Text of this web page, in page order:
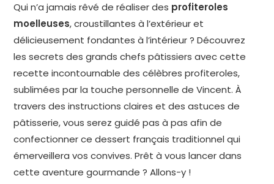
Qui n’a jamais rêvé de réaliser des profiteroles
moelleuses, croustillantes à l’extérieur et
délicieusement fondantes à l’intérieur ? Découvrez
les secrets des grands chefs pâtissiers avec cette
recette incontournable des célèbres profiteroles,
sublimées par la touche personnelle de Vincent. À
travers des instructions claires et des astuces de
pâtisserie, vous serez guidé pas à pas afin de
confectionner ce dessert français traditionnel qui
émerveillera vos convives. Prêt à vous lancer dans
cette aventure gourmande ? Allons-y !